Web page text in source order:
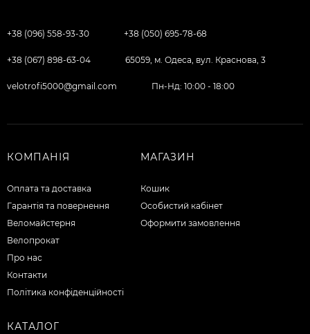
+38 (096) 558-93-30 +38 (050) 695-78-68
+38 (067) 898-63-04 65059, м. Одеса, вул. Краснова, 3
velotrofi5000@gmail.com Пн-Нд: 10:00 - 18:00
КОМПАНІЯ
Оплата та доставка
Гарантія та повернення
Веломайстерня
Велопрокат
Про нас
Контакти
Політика конфіденційності
МАГАЗИН
Кошик
Особистий кабінет
Оформити замовлення
КАТАЛОГ